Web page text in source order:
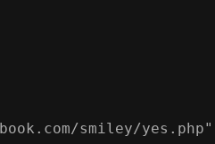
smiley/yes.php"